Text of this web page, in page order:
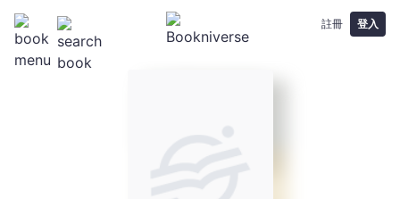
註冊 登入